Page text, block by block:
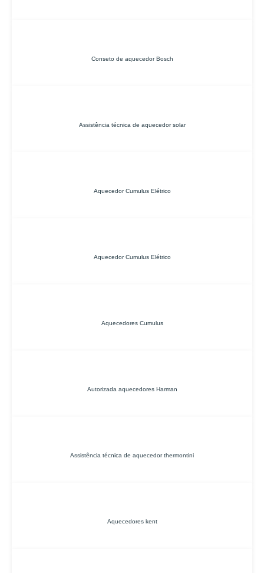
Conseto de aquecedor Bosch
Assistência técnica de aquecedor solar
Aquecedor Cumulus Elétrico
Aquecedor Cumulus Elétrico
Aquecedores Cumulus
Autorizada aquecedores Harman
Assistência técnica de aquecedor thermontini
Aquecedores kent